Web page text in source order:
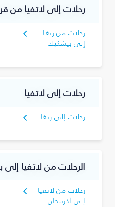
رحلات إلى لاتفيا من
رحلات من ريغا
إلى بيشكيك
رحلات إلى لاتفيا
رحلات إلى ريغا
الرحلات من لاتفيا إلى
رحلات من لاتفيا
إلى أذربيجان